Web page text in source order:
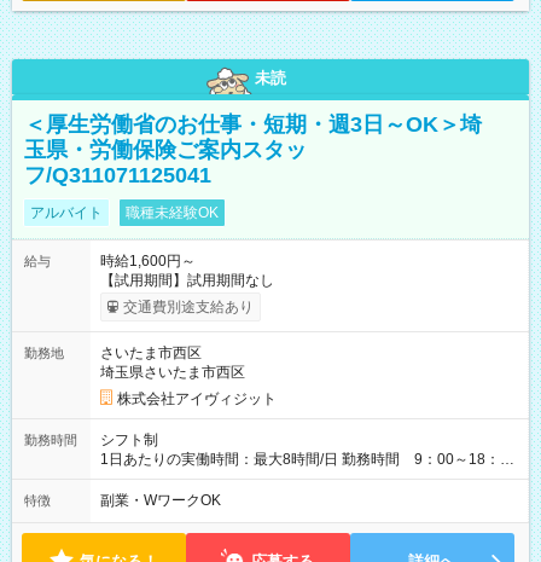
未読
＜厚生労働省のお仕事・短期・週3日～OK＞埼
玉県・労働保険ご案内スタッ
フ/Q311071125041
アルバイト 職種未経験OK
給与
時給1,600円～
【試用期間】試用期間なし
交通費別途支給あり
勤務地
さいたま市西区
埼玉県さいたま市西区
株式会社アイヴィジット
勤務時間
シフト制
1日あたりの実働時間：最大8時間/日 勤務時間 9：00～18：
00(実働8h、休憩1h) 土日祝含む週3日～OK、シフト制 ※もちろ
ん週5日勤務もOK♪ 勤務期間：2026年8月12日～9月9日※リスト
特徴 副業・WワークOK